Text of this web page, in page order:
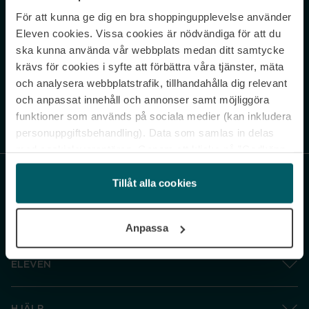
För att kunna ge dig en bra shoppingupplevelse använder
Eleven cookies. Vissa cookies är nödvändiga för att du
ska kunna använda vår webbplats medan ditt samtycke
krävs för cookies i syfte att förbättra våra tjänster, mäta
och analysera webbplatstrafik, tillhandahålla dig relevant
och anpassat innehåll och annonser samt möjliggöra
funktioner som används på sociala medier (kan inkludera
personuppgiftsbehandling). Data som samlas in delas
och gå vidare” accepterar du samtliga cookies medan du
under ”Inställningar” kan anpassa användningen av
cookies. Du kan återkalla ditt samtycke när som helst.
Tillåt alla cookies
Anpassa
Never miss a beat.
Sign up to our newsletter.
Genom att prenumerera accepterar du vår Integritetspolicy. Avprenumerera
ELEVEN